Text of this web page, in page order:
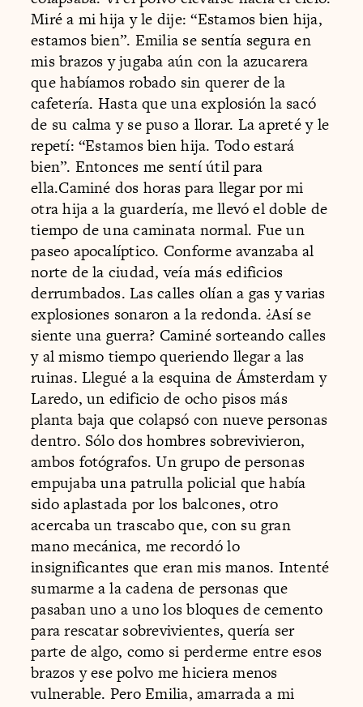
Miré a mi hija y le dije: “Estamos bien hija,
estamos bien”. Emilia se sentía segura en
mis brazos y jugaba aún con la azucarera
que habíamos robado sin querer de la
cafetería. Hasta que una explosión la sacó
de su calma y se puso a llorar. La apreté y le
repetí: “Estamos bien hija. Todo estará
bien”. Entonces me sentí útil para
ella.Caminé dos horas para llegar por mi
otra hija a la guardería, me llevó el doble de
tiempo de una caminata normal. Fue un
paseo apocalíptico. Conforme avanzaba al
norte de la ciudad, veía más edificios
derrumbados. Las calles olían a gas y varias
explosiones sonaron a la redonda. ¿Así se
siente una guerra? Caminé sorteando calles
y al mismo tiempo queriendo llegar a las
ruinas. Llegué a la esquina de Ámsterdam y
Laredo, un edificio de ocho pisos más
planta baja que colapsó con nueve personas
dentro. Sólo dos hombres sobrevivieron,
ambos fotógrafos. Un grupo de personas
empujaba una patrulla policial que había
sido aplastada por los balcones, otro
acercaba un trascabo que, con su gran
mano mecánica, me recordó lo
insignificantes que eran mis manos. Intenté
sumarme a la cadena de personas que
pasaban uno a uno los bloques de cemento
para rescatar sobrevivientes, quería ser
parte de algo, como si perderme entre esos
brazos y ese polvo me hiciera menos
vulnerable. Pero Emilia, amarrada a mi